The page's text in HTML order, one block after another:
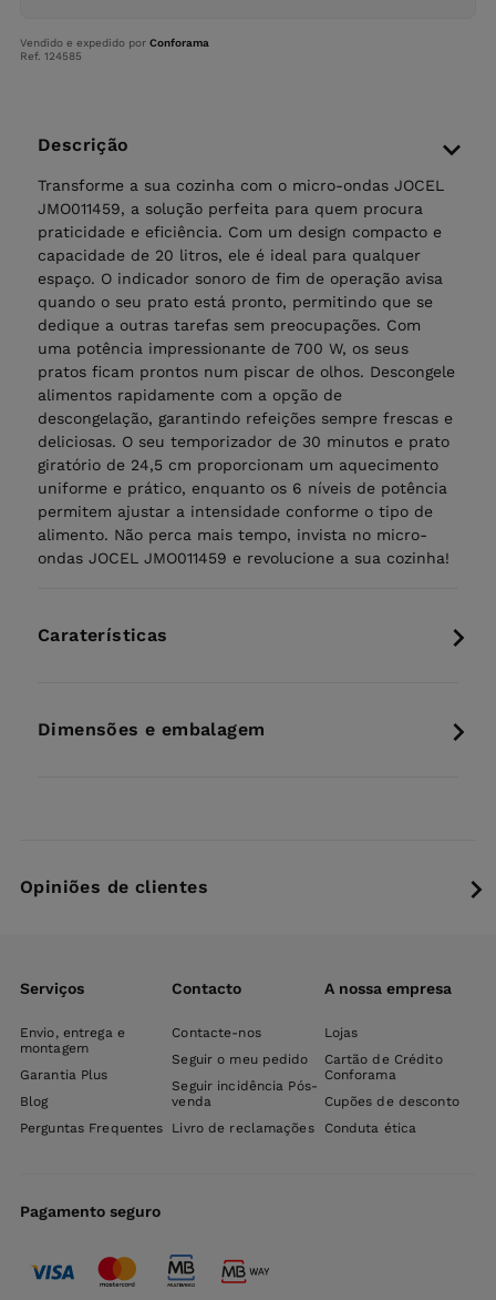
Vendido e expedido por Conforama
Ref. 124585
Descrição
Transforme a sua cozinha com o micro-ondas JOCEL
JMO011459, a solução perfeita para quem procura
praticidade e eficiência. Com um design compacto e
capacidade de 20 litros, ele é ideal para qualquer
espaço. O indicador sonoro de fim de operação avisa
quando o seu prato está pronto, permitindo que se
dedique a outras tarefas sem preocupações. Com
uma potência impressionante de 700 W, os seus
pratos ficam prontos num piscar de olhos. Descongele
alimentos rapidamente com a opção de
descongelação, garantindo refeições sempre frescas e
deliciosas. O seu temporizador de 30 minutos e prato
giratório de 24,5 cm proporcionam um aquecimento
uniforme e prático, enquanto os 6 níveis de potência
permitem ajustar a intensidade conforme o tipo de
alimento. Não perca mais tempo, invista no micro-
ondas JOCEL JMO011459 e revolucione a sua cozinha!
Caraterísticas
Dimensões e embalagem
Opiniões de clientes
Serviços
Envio, entrega e
montagem
Garantia Plus
Blog
Perguntas Frequentes
Contacto
Contacte-nos
Seguir o meu pedido
Seguir incidência Pós-
venda
Livro de reclamações
A nossa empresa
Lojas
Cartão de Crédito
Conforama
Cupões de desconto
Conduta ética
Pagamento seguro